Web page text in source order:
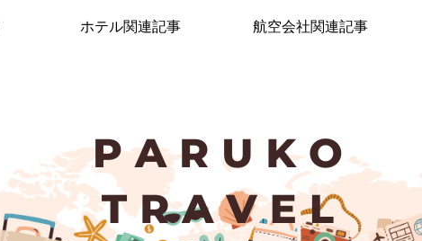
ホテル関連記事 航空会社関連記事